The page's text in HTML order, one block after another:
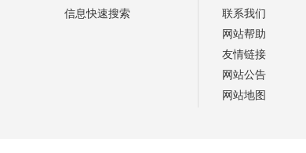
信息快速搜索
联系我们
网站帮助
友情链接
网站公告
网站地图